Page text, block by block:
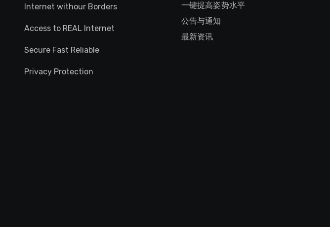
Internet withour Borders
Access to REAL Internet
Secure Fast Reliable
Privacy Protection
一键提高姿势水平
公告与通知
最新资讯